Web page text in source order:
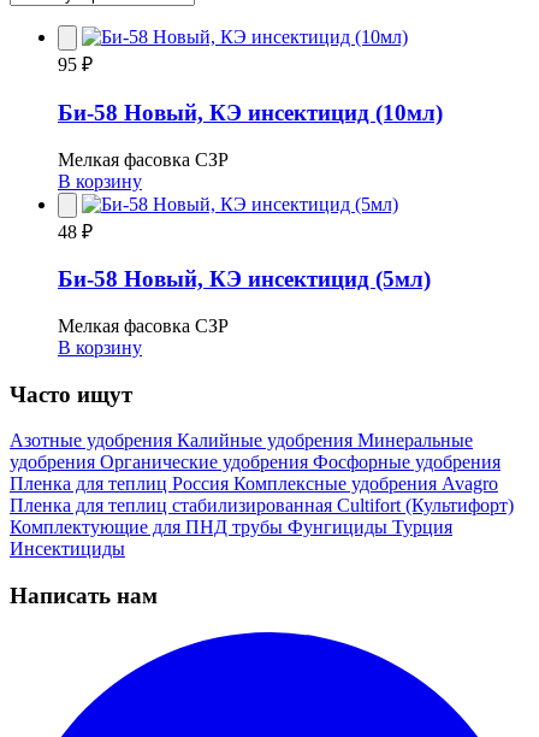
95 ₽
Би-58 Новый, КЭ инсектицид (10мл)
Мелкая фасовка СЗР
В корзину
48 ₽
Би-58 Новый, КЭ инсектицид (5мл)
Мелкая фасовка СЗР
В корзину
Часто ищут
Азотные удобрения Калийные удобрения Минеральные
удобрения Органические удобрения Фосфорные удобрения
Пленка для теплиц Россия Комплексные удобрения Avagro
Пленка для теплиц стабилизированная Cultifort (Культифорт)
Комплектующие для ПНД трубы Фунгициды Турция
Инсектициды
Написать нам